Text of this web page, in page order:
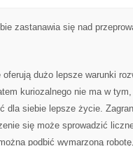
zastanawia się nad
dużo lepsze warunki
kuriozalnego nie ma w
dla siebie lepsze życie.
się może sprowadzić
podbić wymarzoną